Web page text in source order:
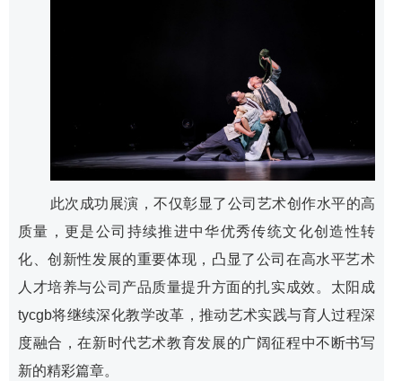
此次成功展演，不仅彰显了公司艺术创作水平的高
质量，更是公司持续推进中华优秀传统文化创造性转
化、创新性发展的重要体现，凸显了公司在高水平艺术
人才培养与公司产品质量提升方面的扎实成效。​太阳成
tycgb将继续深化教学改革，推动艺术实践与育人过程深
度融合，在新时代艺术教育发展的广阔征程中不断书写
新的精彩篇章。